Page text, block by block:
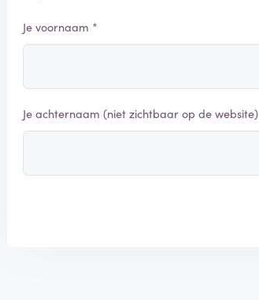
Je voornaam *
Je achternaam (niet zichtbaar op de website)